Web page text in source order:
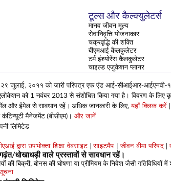
टूल्स और कैल्क्युलेटर्स
मानव जीवन मूल्य
सेवानिवृत्ति योजनाकार
चक्रवृद्धि की शक्ति
बीएमआई कैलकुलेटर
टर्म इंश्योरेंस कैलकुलेटर
चाइल्ड एजुकेशन प्लानर
२९ जुलाई, २०११ को जारी परिपत्र एफ एंड आई-सीआईआर-आईएनवी-
को 1 नवंबर 2013 से संशोधित किया गया है। विवरण के लिए
और ईमेल से सावधान रहें। अधिक जानकारी के लिए, यहाँ क्लिक करें
मैनेजमेंट (बीसीएम)। और जानें
लिमिटेड
द्वारा उपभोक्ता शिक्षा वेबसाइट |साइटमैप जीवन बीमा परिषद |
धोखाधड़ी वाले प्रस्तावों से सावधान रहें।
की बिक्री, बोनस की घोषणा या प्रीमियम के निवेश जैसी